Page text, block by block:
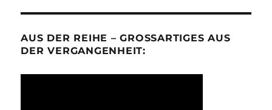
AUS DER REIHE – GROSSARTIGES AUS D
ER VERGANGENHEIT: